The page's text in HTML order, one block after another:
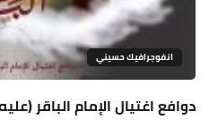
انفوجرافيك حسيني
دوافع اغتيال الإمام الباقر